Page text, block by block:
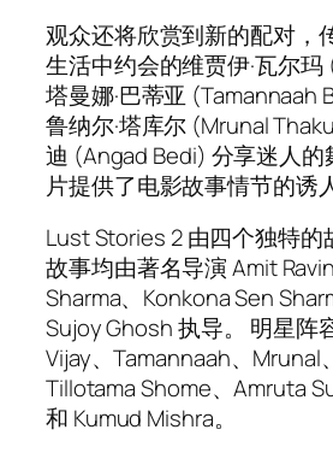
观众还将欣赏到新的配对，
生活中约会的维贾伊·瓦尔玛
塔曼娜·巴蒂亚 (Tamannaah
鲁纳尔·塔库尔 (Mrunal
迪 (Angad Bedi) 分享迷人
片提供了电影故事情节的诱
Lust Stories 2 由四个独特
故事均由著名导演 Amit
Sharma、Konkona Sen
Sujoy Ghosh 执导。 明星阵
Vijay、Tamannaah、Mrunal
Tillotama Shome、Amruta
和 Kumud Mishra。